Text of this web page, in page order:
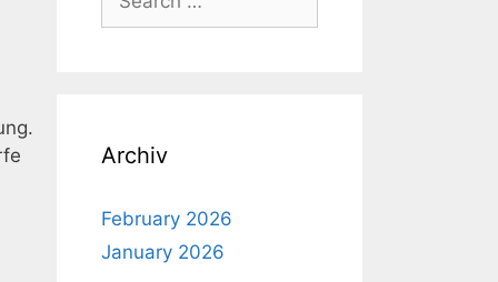
for:
Archiv
February 2026
January 2026